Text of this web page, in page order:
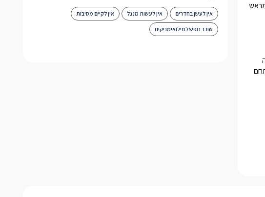
אין לעשן בחדרים אין לעשות מנגל אין לקיים מסיבות
שובר נופש למילואימניקים